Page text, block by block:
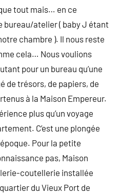
tout mais… en ce
bureau/atelier ( baby J étant
chambre ). Il nous reste
cela… Nous voulions
pour un bureau qu’une
de trésors, de papiers, de
à la Maison Empereur.
plus qu’un voyage
C’est une plongée
Pour la petite
pas, Maison
coutellerie installée
du Vieux Port de